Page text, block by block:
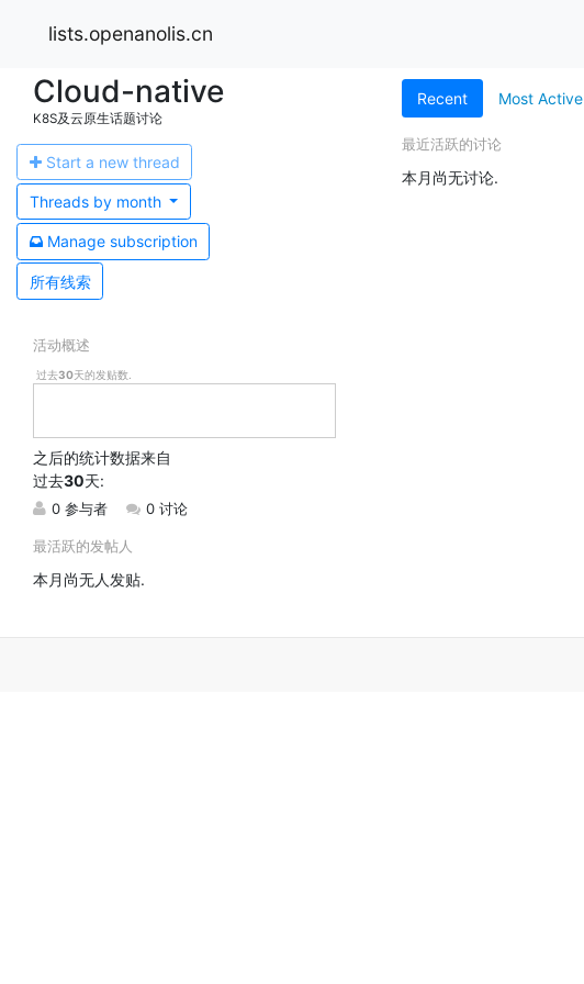
lists.openanolis.cn
Cloud-native
K8S及云原生话题讨论
Start a new thread
Threads bymonth
Manage subscription
所有线索
活动概述
过去30天的发贴数.
之后的统计数据来自
过去30天:
0 参与者 0 讨论
最活跃的发帖人
本月尚无人发贴.
Recent Most Active
最近活跃的讨论
本月尚无讨论.